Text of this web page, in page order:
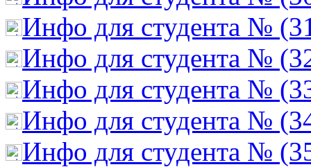
Инфо для студента №
Инфо для студента №
Инфо для студента №
Инфо для студента №
Инфо для студента №